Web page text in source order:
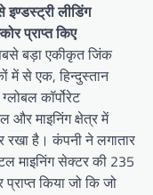
लीडिंग
प्राप्त किए
बड़ा एकीकृत जिंक
में से एक, हिन्दुस्तान
कॉर्पोरेट
माइनिंग क्षेत्र में
रखा है। कंपनी ने लगातार
माइनिंग सेक्टर की 235
किया जो कि जो